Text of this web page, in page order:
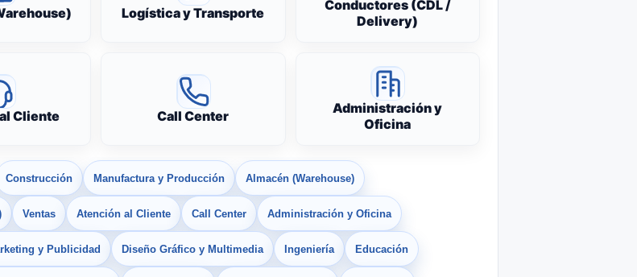
Logística y Transporte
Conductores (CDL /
Delivery)
Cliente Call Center
Administración y
Oficina
Construcción Manufactura y Producción Almacén (Warehouse)
Ventas Atención al Cliente Call Center Administración y Oficina
y Publicidad Diseño Gráfico y Multimedia Ingeniería Educación